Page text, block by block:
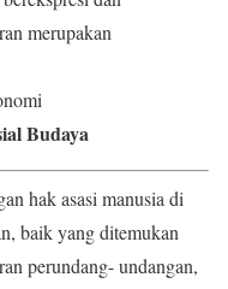
merupakan
Budaya
hak asasi manusia di
baik yang ditemukan
perundang- undangan,